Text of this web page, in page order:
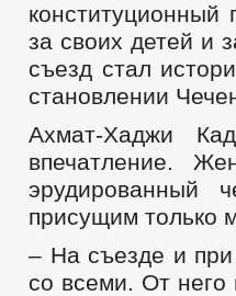
за своих детей и
съезд стал
становлении
Ахмат-Хаджи
впечатление.
эрудированный
присущим только
– На съезде и
со всеми. От него